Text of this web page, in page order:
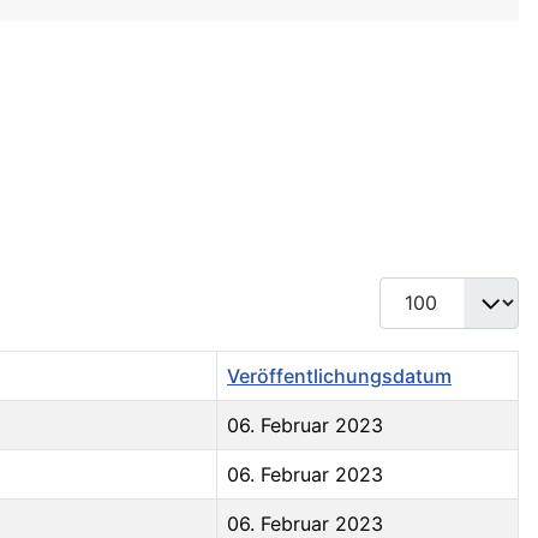
Anzeige #
Veröffentlichungsdatum
06. Februar 2023
06. Februar 2023
06. Februar 2023